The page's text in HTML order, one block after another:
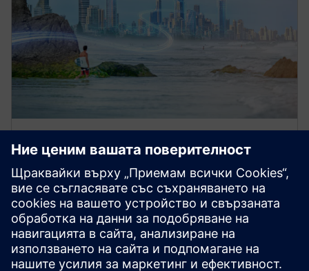
Обучение с ниско напрежение:
Основи
Подобрете знанията си с нашите обучения за
електротехника и защитни системи в
разпределението на електроенергия с ниско
напрежение.